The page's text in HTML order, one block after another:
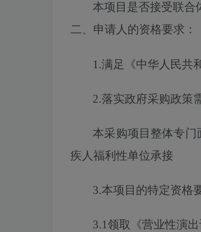
本项目 是否接受联合
二、申请人的资格要求 ：
1.满足《中华人民共
2.落实政府采购政策
本采购项目 整体专门
疾人福利性单位承接
3.本项目的特定资格
3.1领取《营业性演出